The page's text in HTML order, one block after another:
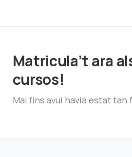
Matricula’t ara
cursos!
Mai fins avui havia estat tan